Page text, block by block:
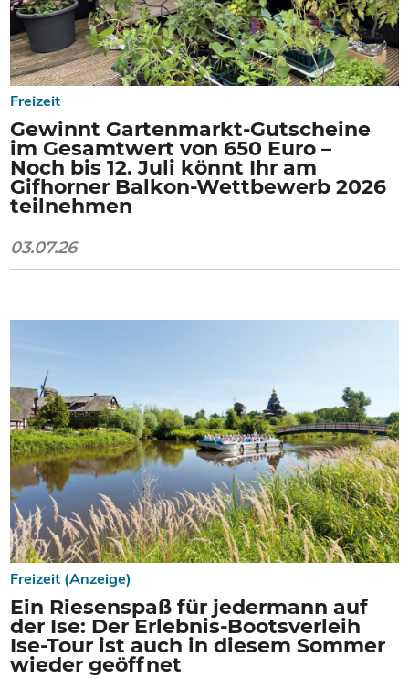
Freizeit
Gewinnt Gartenmarkt-Gutscheine
im Gesamtwert von 650 Euro –
Noch bis 12. Juli könnt Ihr am
Gifhorner Balkon-Wettbewerb 2026
teilnehmen
03.07.26
Freizeit (Anzeige)
Ein Riesenspaß für jedermann auf
der Ise: Der Erlebnis-Bootsverleih
Ise-Tour ist auch in diesem Sommer
wieder geöffnet